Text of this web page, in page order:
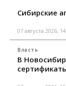
Сибирские
07 августа 2026,
Власть
В